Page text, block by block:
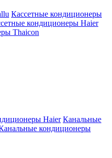
Кассетные кондиционеры
кондиционеры Haier
Thaicon
Haier Канальные
кондиционеры